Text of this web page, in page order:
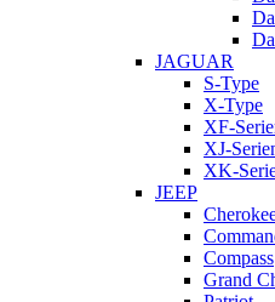
JAGUAR
S-Type
X-Type
XF-
XJ-
XK-
JEEP
Compass
Grand